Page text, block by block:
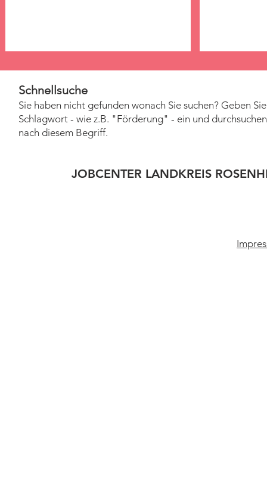
Schnellsuche
Sie haben nicht gefunden wonach Sie suchen? Geben
Schlagwort - wie z.B. "Förderung" - ein und
nach diesem Begriff.
JOBCENTER LANDKREIS